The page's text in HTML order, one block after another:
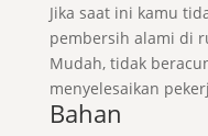
Jika saat ini kamu
pembersih alami di
Mudah, tidak
menyelesaikan
Bahan